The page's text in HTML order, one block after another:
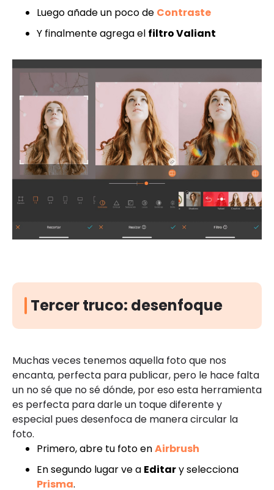
Luego añade un poco de Contraste
Y finalmente agrega el filtro Valiant
Tercer truco: desenfoque
Muchas veces tenemos aquella foto que nos
encanta, perfecta para publicar, pero le hace falta
un no sé que no sé dónde, por eso esta herramienta
es perfecta para darle un toque diferente y
especial pues desenfoca de manera circular la
foto.
Primero, abre tu foto enAirbrush
En segundo lugar ve a Editary selecciona
Prisma.